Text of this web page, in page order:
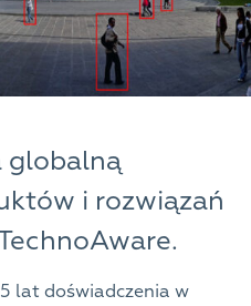
globalną
i rozwiązań
lat doświadczenia w